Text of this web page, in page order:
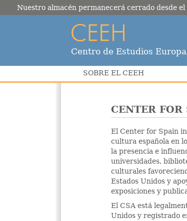
Centro de Estudios
SOBRE EL CEEH
CENTER
El Center for Spain
cultura española en
la presencia e
universidades,
culturales
Estados Unidos y
exposiciones y
El CSA está
Unidos y registrado
Nuestro almacén permanecerá cerrado desde